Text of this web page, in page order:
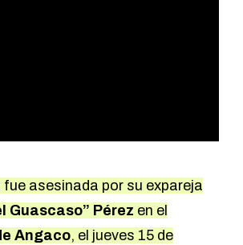
fue asesinada por su expareja
Guascaso” Pérez en el
Angaco, el jueves 15 de